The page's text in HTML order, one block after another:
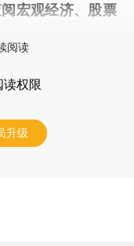
阅宏观经济、股票
阅读
读权限
升级